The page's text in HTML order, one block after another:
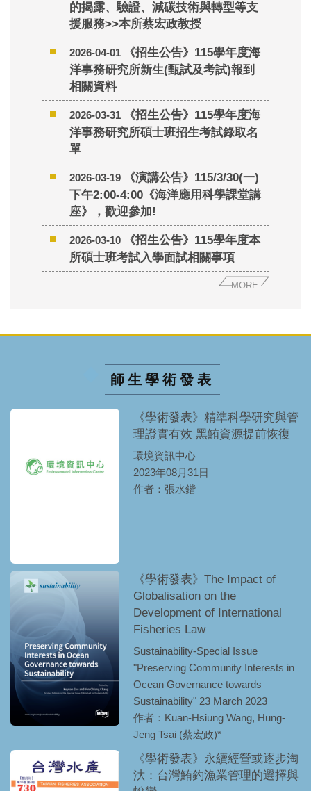
的揭露、驗證、減碳技術與轉型等支
援服務>>本所蔡宏政教授
2026-04-01
《招生公告》115學年度海
洋事務研究所新生(甄試及考試)報到
相關資料
2026-03-31
《招生公告》115學年度海
洋事務研究所碩士班招生考試錄取名
單
2026-03-19
《演講公告》115/3/30(一)
下午2:00-4:00《海洋應用科學課堂講
座》，歡迎參加!
2026-03-10
《招生公告》115學年度本
所碩士班考試入學面試相關事項
MORE
師生學術發表
《學術發表》精準科學研究與管
理證實有效 黑鮪資源提前恢復
環境資訊中心
2023年08月31日
作者：張水鍇
《學術發表》The Impact of
Globalisation on the
Development of International
Fisheries Law
Sustainability-Special Issue
"Preserving Community Interests in
Ocean Governance towards
Sustainability" 23 March 2023
作者：Kuan-Hsiung Wang, Hung-
Jeng Tsai (蔡宏政)*
《學術發表》永續經營或逐步淘
汏：台灣鮪釣漁業管理的選擇與